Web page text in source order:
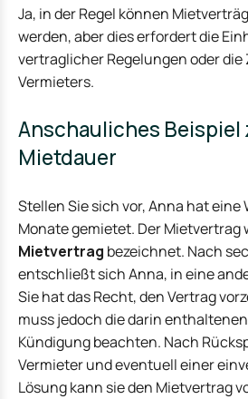
Ja, in der Regel können
werden, aber dies erfordert die
vertraglicher Regelungen oder
Vermieters.
Anschauliches Beispiel
Mietdauer
Stellen Sie sich vor, Anna hat eine
Monate gemietet. Der Mietvertrag
Mietvertrag bezeichnet. Nach
entschließt sich Anna, in eine
Sie hat das Recht, den Vertrag
muss jedoch die darin
Kündigung beachten. Nach
Vermieter und eventuell einer
Lösung kann sie den Mietvertrag